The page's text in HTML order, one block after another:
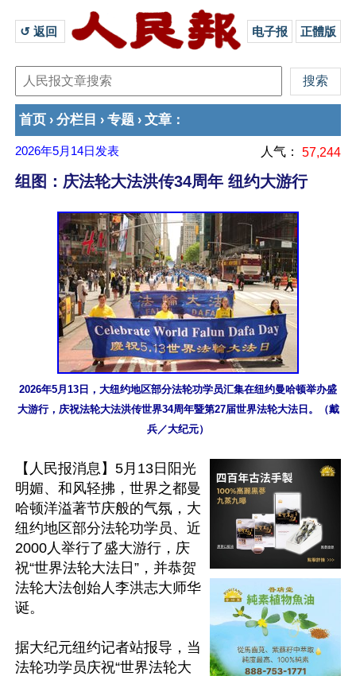
↺ 返回 电子报 正體版
首页 › 分栏目 › 专题 › 文章 ：
2026年5月14日 发表 人气： 57,244
组图：庆法轮大法洪传34周年 纽约大游行
2026年5月13日，大纽约地区部分法轮功学员汇集在纽约曼哈顿举办盛
大游行，庆祝法轮大法洪传世界34周年暨第27届世界法轮大法日。（戴
兵／大纪元）
【人民报消息】5月13日阳光
明媚、和风轻拂，世界之都曼
哈顿洋溢著节庆般的气氛，大
纽约地区部分法轮功学员、近
2000人举行了盛大游行，庆
祝“世界法轮大法日”，并恭贺
法轮大法创始人李洪志大师华
诞。
据大纪元纽约记者站报导，当
法轮功学员庆祝“世界法轮大